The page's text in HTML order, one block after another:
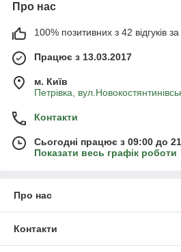
Про нас
100% позитивних з 42 відгуків за
Працює з 13.03.2017
м. Київ
Петрівка,
Контакти
Сьогодні працює з 09:00 до
Показати весь графік роботи
Про нас
Контакти